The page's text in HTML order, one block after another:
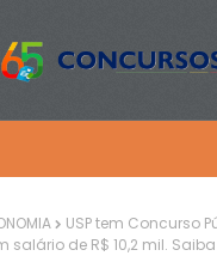
USP tem Concurso
de R$ 10,2 mil.